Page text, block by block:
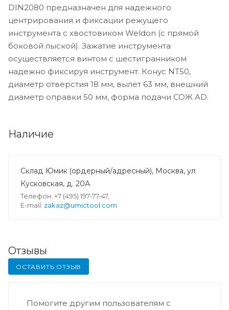
DIN2080 предназначен для надежного
центрирования и фиксации режущего
инструмента с хвостовиком Weldon (с прямой
боковой лыской). Зажатие инструмента
осуществляется винтом с шестигранником
надежно фиксируя инструмент. Конус NT50,
диаметр отверстия 18 мм, вылет 63 мм, внешний
диаметр оправки 50 мм, форма подачи СОЖ AD.
Наличие
Склад Юмик (ордерный/адресный), Москва, ул.
Кусковская, д. 20А
Телефон: +7 (495) 197-77-47,
E-mail: zakaz@umictool.com
Отзывы
ОСТАВИТЬ ОТЗЫВ
Помогите другим пользователям с